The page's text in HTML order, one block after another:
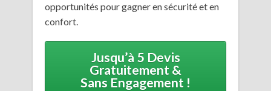
opportunités pour gagner en sécurité et en
confort.
Jusqu’à 5 Devis
Gratuitement &
Sans Engagement !